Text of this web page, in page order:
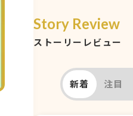
Story Review
ストーリーレビュー
新着 注目